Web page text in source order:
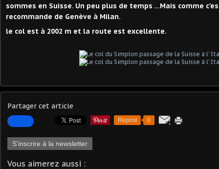
sommes en Suisse. Un peu plus de temps ...Mais comme
recommande de Genève à Milan.
le col est à 2002 m et la route est excellente.
Partager cet article
Repost 0
S'inscrire à la newsletter
Vous aimerez aussi :